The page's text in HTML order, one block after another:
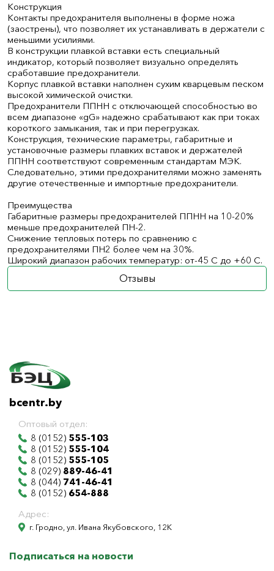
Конструкция
Контакты предохранителя выполнены в форме ножа
(заострены), что позволяет их устанавливать в держатели с
меньшими усилиями.
В конструкции плавкой вставки есть специальный
индикатор, который позволяет визуально определять
сработавшие предохранители.
Корпус плавкой вставки наполнен сухим кварцевым песком
высокой химической очистки.
Предохранители ППНН с отключающей способностью во
всем диапазоне «gG» надежно срабатывают как при токах
короткого замыкания, так и при перегрузках.
Конструкция, технические параметры, габаритные и
установочные размеры плавких вставок и держателей
ППНН соответствуют современным стандартам МЭК.
Следовательно, этими предохранителями можно заменять
другие отечественные и импортные предохранители.
Преимущества
Габаритные размеры предохранителей ППНН на 10-20%
меньше предохранителей ПН-2.
Снижение тепловых потерь по сравнению с
предохранителями ПН2 более чем на 30%.
Широкий диапазон рабочих температур: от-45 С до +60 С.
Отзывы
bcentr.by
Оптовый отдел:
8 (0152) 555-103
8 (0152) 555-104
8 (0152) 555-105
8 (029) 889-46-41
8 (044) 741-46-41
8 (0152) 654-888
Адрес:
г. Гродно, ул. Ивана Якубовского, 12К
Подписаться на новости